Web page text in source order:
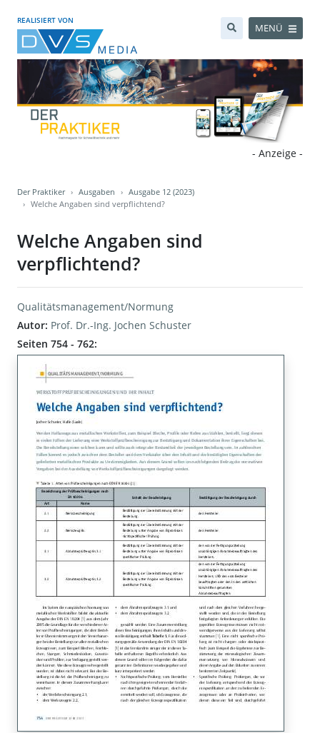
REALISIERT VON
MENÜ
- Anzeige -
Der Praktiker Ausgaben
Ausgabe 12 (2023)
Welche Angaben sind verpflichtend?
Welche Angaben sind
verpflichtend?
Qualitätsmanagement/Normung
Autor: Prof. Dr.-Ing. Jochen Schuster
Seiten 754 - 762: